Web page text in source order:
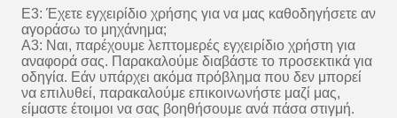
Ε3: Έχετε εγχειρίδιο χρήσης για να μας καθοδηγήσετε αν
αγοράσω το μηχάνημα;
Α3: Ναι, παρέχουμε λεπτομερές εγχειρίδιο χρήστη για
αναφορά σας. Παρακαλούμε διαβάστε το προσεκτικά για
οδηγία. Εάν υπάρχει ακόμα πρόβλημα που δεν μπορεί
να επιλυθεί, παρακαλούμε επικοινωνήστε μαζί μας,
είμαστε έτοιμοι να σας βοηθήσουμε ανά πάσα στιγμή.